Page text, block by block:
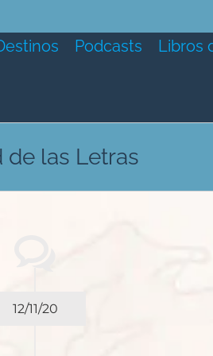
Podcasts Libros
de las Letras
12/11/20